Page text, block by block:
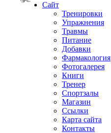
Сайт
Тренировки
Упражнения
Травмы
Питание
Добавки
Фармакология
Фотогалерея
Книги
Тренер
Спортзалы
Магазин
Ссылки
Карта сайта
Контакты